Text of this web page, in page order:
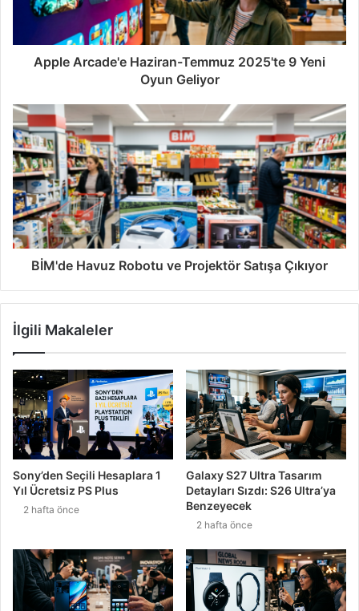
Apple Arcade'e Haziran-Temmuz 2025'te 9 Yeni
Oyun Geliyor
BİM'de Havuz Robotu ve Projektör Satışa Çıkıyor
İlgili Makaleler
Sony’den Seçili Hesaplara 1
Yıl Ücretsiz PS Plus
2 hafta önce
Galaxy S27 Ultra Tasarım
Detayları Sızdı: S26 Ultra’ya
Benzeyecek
2 hafta önce